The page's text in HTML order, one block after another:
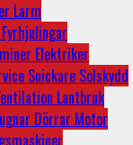
Larm
Fyrhjulingar
Elektriker
Snickare Solskydd
Lantbruk
Dörrar Motor